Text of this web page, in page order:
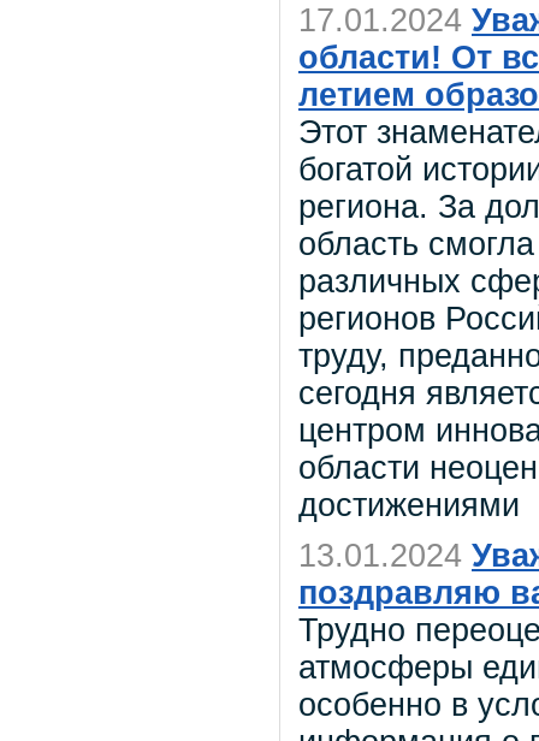
17.01.2024
области! От
летием
Этот
богатой
региона. За
область
различных
регионов
труду,
сегодня
центром
области
достижениями
13.01.2024
поздравляю
Трудно
атмосферы
особенно в